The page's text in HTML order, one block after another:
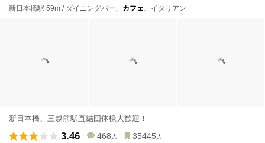
新日本橋駅 59m / ダイニングバー、 カフェ、イタリアン
新日本橋、三越前駅直結団体様大歓迎！
3.46 468 人 35445 人